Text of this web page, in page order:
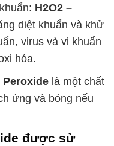
H2O2 –
diệt khuẩn và khử
virus và vi khuẩn
hóa.
Peroxide là một chất
ứng và bỏng nếu
được sử